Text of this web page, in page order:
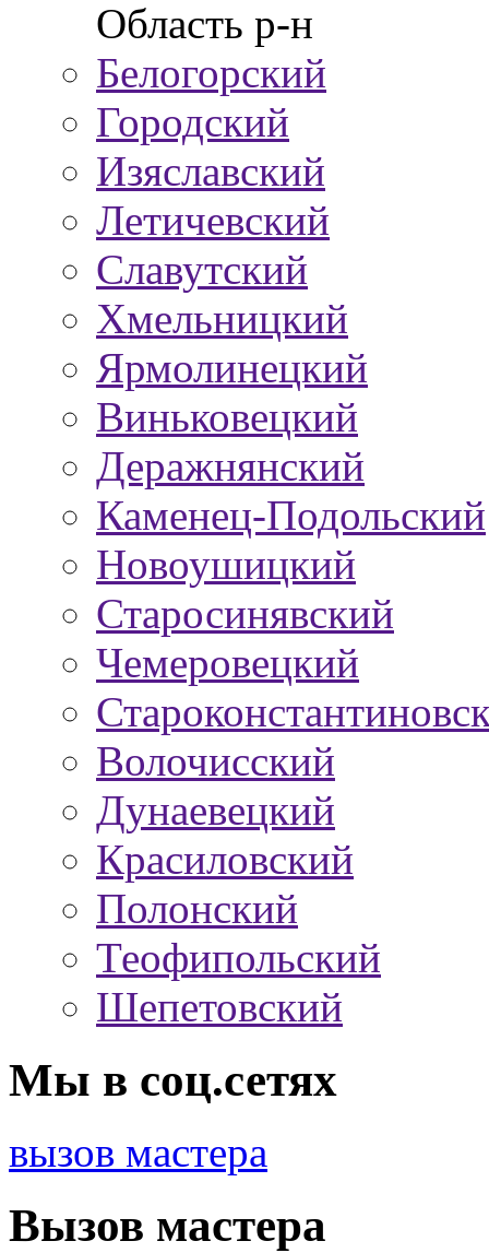
Область р-н
Белогорский
Городский
Изяславский
Летичевский
Славутский
Хмельницкий
Ярмолинецкий
Виньковецкий
Деражнянский
Каменец-Подольский
Новоушицкий
Старосинявский
Чемеровецкий
Волочисский
Дунаевецкий
Красиловский
Полонский
Теофипольский
Шепетовский
Мы в соц.сетях
вызов мастера
Вызов мастера